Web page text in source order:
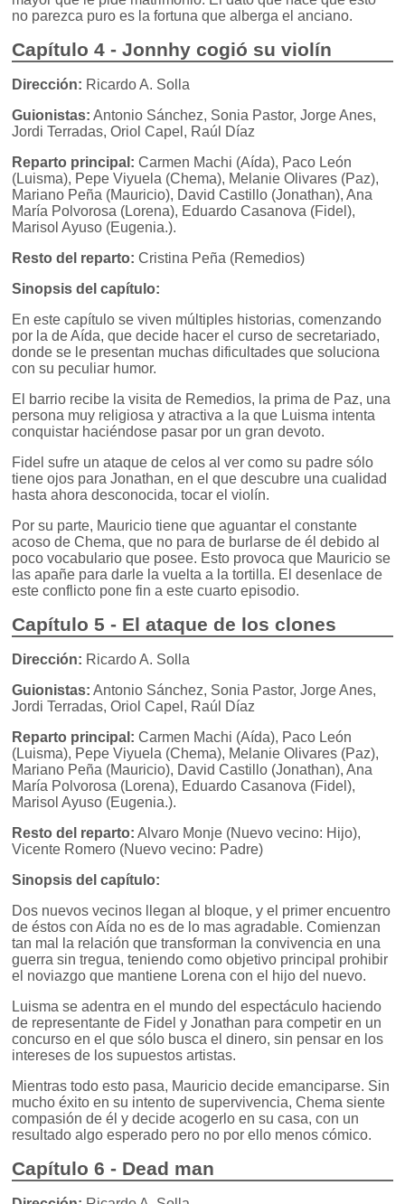
no parezca puro es la fortuna que alberga el anciano.
Capítulo 4 - Jonnhy cogió su violín
Dirección: Ricardo A. Solla
Guionistas: Antonio Sánchez, Sonia Pastor, Jorge Anes,
Jordi Terradas, Oriol Capel, Raúl Díaz
Reparto principal: Carmen Machi (Aída), Paco León
(Luisma), Pepe Viyuela (Chema), Melanie Olivares (Paz),
Mariano Peña (Mauricio), David Castillo (Jonathan), Ana
María Polvorosa (Lorena), Eduardo Casanova (Fidel),
Marisol Ayuso (Eugenia.).
Resto del reparto: Cristina Peña (Remedios)
Sinopsis del capítulo:
En este capítulo se viven múltiples historias, comenzando
por la de Aída, que decide hacer el curso de secretariado,
donde se le presentan muchas dificultades que soluciona
con su peculiar humor.
El barrio recibe la visita de Remedios, la prima de Paz, una
persona muy religiosa y atractiva a la que Luisma intenta
conquistar haciéndose pasar por un gran devoto.
Fidel sufre un ataque de celos al ver como su padre sólo
tiene ojos para Jonathan, en el que descubre una cualidad
hasta ahora desconocida, tocar el violín.
Por su parte, Mauricio tiene que aguantar el constante
acoso de Chema, que no para de burlarse de él debido al
poco vocabulario que posee. Esto provoca que Mauricio se
las apañe para darle la vuelta a la tortilla. El desenlace de
este conflicto pone fin a este cuarto episodio.
Capítulo 5 - El ataque de los clones
Dirección: Ricardo A. Solla
Guionistas: Antonio Sánchez, Sonia Pastor, Jorge Anes,
Jordi Terradas, Oriol Capel, Raúl Díaz
Reparto principal: Carmen Machi (Aída), Paco León
(Luisma), Pepe Viyuela (Chema), Melanie Olivares (Paz),
Mariano Peña (Mauricio), David Castillo (Jonathan), Ana
María Polvorosa (Lorena), Eduardo Casanova (Fidel),
Marisol Ayuso (Eugenia.).
Resto del reparto: Alvaro Monje (Nuevo vecino: Hijo),
Vicente Romero (Nuevo vecino: Padre)
Sinopsis del capítulo:
Dos nuevos vecinos llegan al bloque, y el primer encuentro
de éstos con Aída no es de lo mas agradable. Comienzan
tan mal la relación que transforman la convivencia en una
guerra sin tregua, teniendo como objetivo principal prohibir
el noviazgo que mantiene Lorena con el hijo del nuevo.
Luisma se adentra en el mundo del espectáculo haciendo
de representante de Fidel y Jonathan para competir en un
concurso en el que sólo busca el dinero, sin pensar en los
intereses de los supuestos artistas.
Mientras todo esto pasa, Mauricio decide emanciparse. Sin
mucho éxito en su intento de supervivencia, Chema siente
compasión de él y decide acogerlo en su casa, con un
resultado algo esperado pero no por ello menos cómico.
Capítulo 6 - Dead man